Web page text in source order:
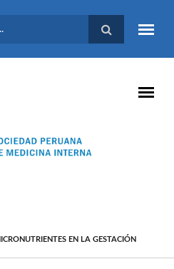
EN LA GESTACIÓN